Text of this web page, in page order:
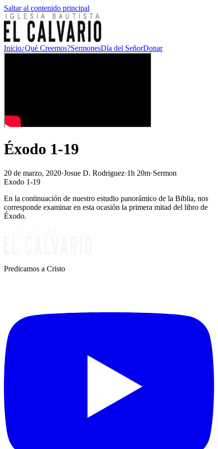
Saltar al contenido principal
Inicio¿Qué Creemos?SermonesDía del SeñorDonar
Éxodo 1-19
20 de marzo, 2020·Josue D. Rodriguez·1h 20m·Sermon
Exodo 1-19
En la continuación de nuestro estudio panorámico de la Biblia, nos
corresponde examinar en esta ocasión la primera mitad del libro de
Éxodo.
Predicamos a Cristo